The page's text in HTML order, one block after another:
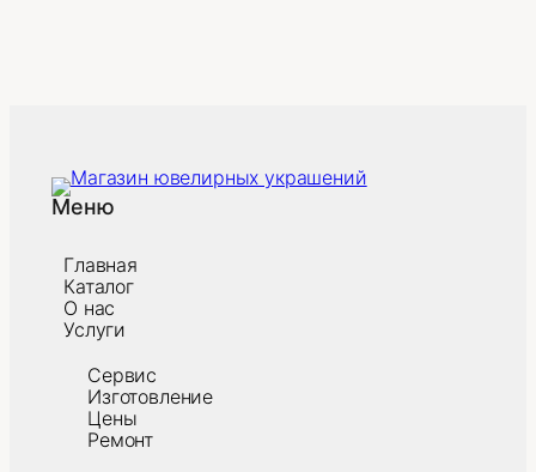
Меню
Главная
Каталог
О нас
Услуги
Сервис
Изготовление
Цены
Ремонт